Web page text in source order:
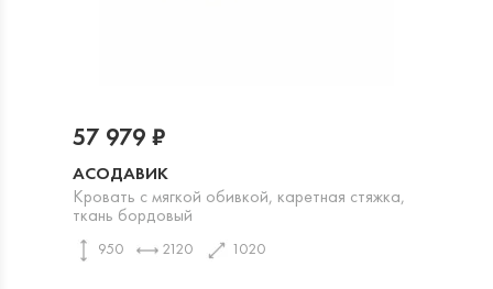
АСОДАВИК
Кровать с мягкой обивкой, каретная стяжка,
ткань бордовый
950 2120 1020
57 979 ₽